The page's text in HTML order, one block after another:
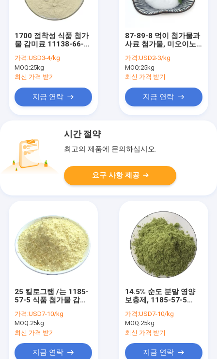
1700 점착성 식품 첨가
물 감미료 11138-66-2
가격:USD3-4/kg
MOQ:25kg
최신 가격 받기
지금 연락
87-89-8 먹이 첨가물과
사료 첨가물, 미오이노
톨
가격:USD2-3/kg
MOQ:25kg
최신 가격 받기
지금 연락
시간 절약
최고의 제품에 문의하십시오.
요구 사항 제공
25 킬로그램 /는 1185-
57-5 식품 첨가물 감미
수 단백질을 둥둥 칩니
다
가격:USD7-10/kg
MOQ:25kg
최신 가격 받기
지금 연락
14.5% 순도 분말 영양
보충제, 1185-57-5
가격:USD7-10/kg
MOQ:25kg
최신 가격 받기
지금 연락